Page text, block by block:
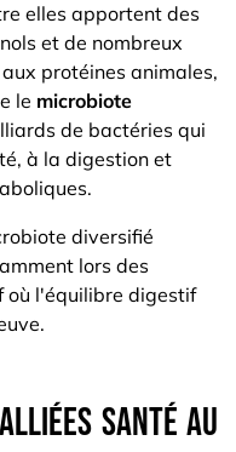
elles apportent des
et de nombreux
protéines animales,
le microbiote
de bactéries qui
à la digestion et
diversifié
lors des
où l'équilibre digestif
santé au